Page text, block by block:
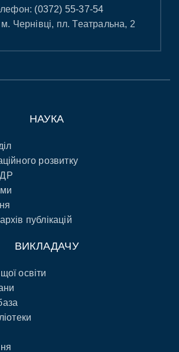
(0372) 55-37-54
Чернівці, пл. Театральна, 2
НАУКА
розвитку
публікацій
ВИКЛАДАЧУ
освіти